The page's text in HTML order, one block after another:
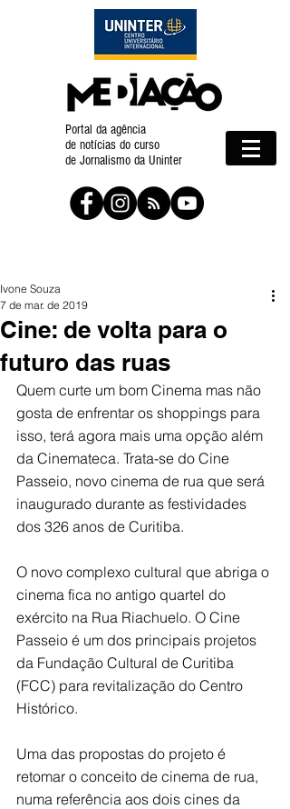
Portal da agência
de notícias do curso
de Jornalismo da Uninter
Cine: de volta para o
futuro das ruas
Ivone Souza
7 de mar. de 2019
Quem curte um bom Cinema mas não
gosta de enfrentar os shoppings para
isso, terá agora mais uma opção além
da Cinemateca. Trata-se do Cine
Passeio, novo cinema de rua que será
inaugurado durante as festividades
dos 326 anos de Curitiba.
O novo complexo cultural que abriga o
cinema fica no antigo quartel do
exército na Rua Riachuelo. O Cine
Passeio é um dos principais projetos
da Fundação Cultural de Curitiba
(FCC) para revitalização do Centro
Histórico.
Uma das propostas do projeto é
retomar o conceito de cinema de rua,
numa referência aos dois cines da